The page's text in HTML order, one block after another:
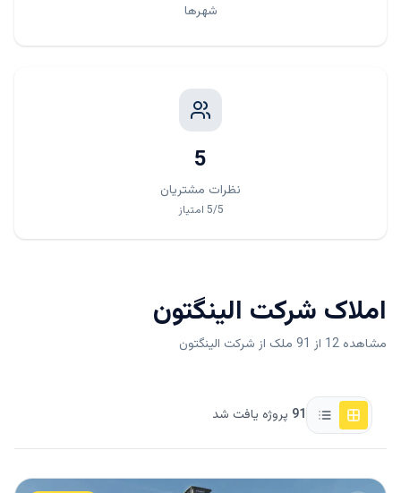
مرکز شهر دبیارائه می دهد . ساکنین می
توانند به راحتی به طیف گسترده ای از مغازه ها ، رستوران ها
اختیار سرمایه گذاران و خریداران , قرار داده شده اند.
ویلاهای الینگتون پالم
فرد و بزرگ است که در قلب منطقه
این اقامتگاه ها از مناظر خیره کننده ای از شهر و مناطق
تفریحی و سرگرمی در دبی , برخوردار می باشند . این ویلاهای
فوق العاده لوکس با طیف رنگی خاص و متنوعی طراحی
شهرها
5
نظرات مشتریان
5/5 امتیاز
املاک شرکت الینگتون
مشاهده 12 از 91 ملک از شرکت الینگتون
91 پروژه یافت شد